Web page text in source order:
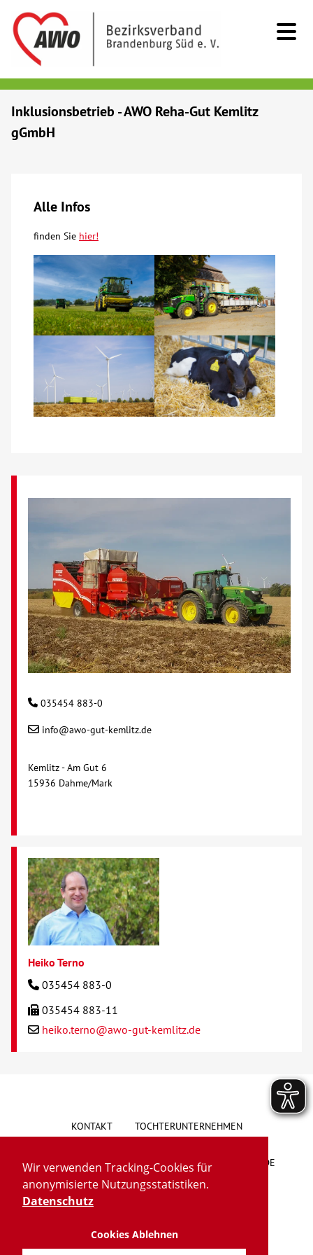
Wir verwenden Tracking-Cookies für
anonymisierte Nutzungsstatistiken.
Datenschutz
Cookies Ablehnen
Senioren
Begegnung
Bildung
Über uns
Veranstaltungen
Spenden
Karriere
Ausbildung
Glossar
Suche
Kontakt
AWO BB Süd
Inklusionsbetrieb - AWO Reha-Gut Kemlitz
gGmbH
Alle Infos
finden Sie hier!
035454 883-0
info@awo-gut-kemlitz.de
Kemlitz - Am Gut 6
15936 Dahme/Mark
Heiko Terno
035454 883-0
035454 883-11
heiko.terno@awo-gut-kemlitz.de
KONTAKT TOCHTERUNTERNEHMEN
HINWEISGEBERSYSTEM VORSCHLAG/BESCHWERDE
LIEFERKETTENGESETZ
IMPRESSUM DATENSCHUTZ